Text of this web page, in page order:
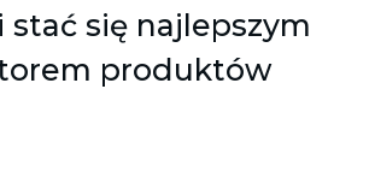
stać się najlepszym
produktów